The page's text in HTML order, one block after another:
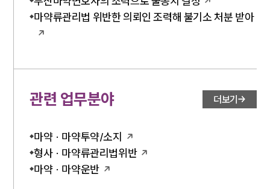
법률지식인
고객후기
구성원 소개
채권추심전문변호사
소식/자료
언론보도
마약류관리법 위반한 의뢰인 조력해 불기소 처분 받아
관련 업무분야 더보기
마약 · 마약투약/소지
형사 · 마약류관리법위반
마약 · 마약운반